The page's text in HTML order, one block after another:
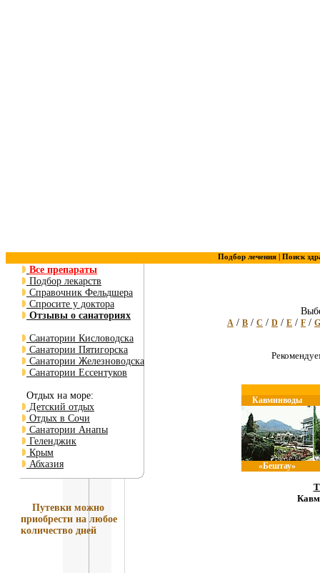
Подбор лечения | Поиск
Все препараты
Подбор лекарств
Справочник Фельдшера
Спросите у доктора
Отзывы о санаториях
Санатории Кисловодска
Санатории Пятигорска
Санатории Железноводска
Санатории Ессентуков
Отдых на море:
Детский отдых
Отдых в Сочи
Санатории Анапы
Геленджик
Крым
Абхазия
Путевки можно
приобрести на любое
количество дней
A / B / C / D / E / F / G
Кавминводы
«Бештау»